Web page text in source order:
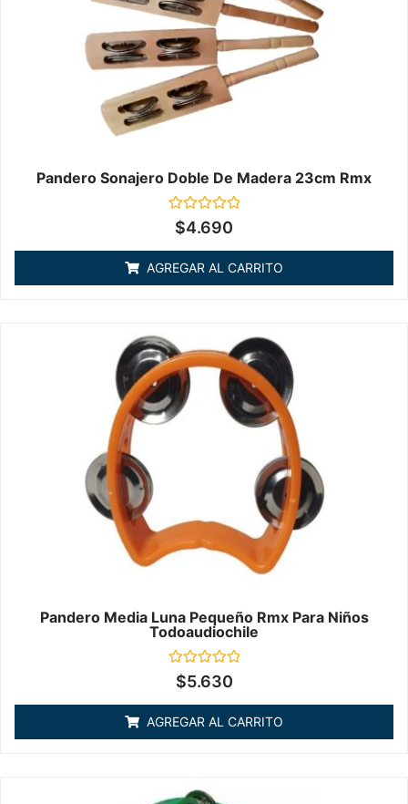
Pandero Sonajero Doble De Madera 23cm Rmx
Valorado
en
de
5
$4.690
AGREGAR AL CARRITO
Pandero Media Luna Pequeño Rmx Para Niños
Todoaudiochile
Valorado
en
de
5
$5.630
AGREGAR AL CARRITO